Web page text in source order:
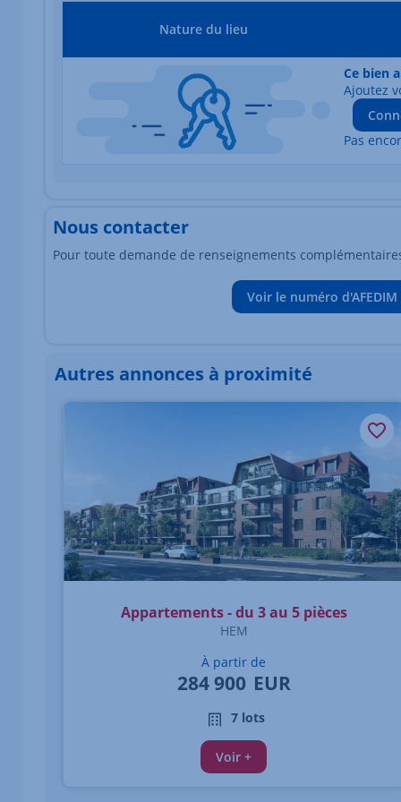
Nature du lieu
Ce bien
Ajoutez
Pas
Nous contacter
Pour toute demande de renseignements
Voir le numéro d'AFEDIM
Autres annonces à proximité
Élément 1 sur 1
Appartements - du 3 au 5 pièces
HEM
À partir de
284 900 EUR
7 lots
Voir +